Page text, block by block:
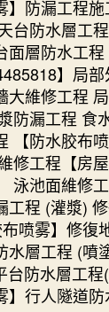
】防漏工程
台防水層工
面層防水工
】局
大維修工程
防漏工程 食
【防水胶布
修工程【房
泳池面維修
工程 (灌漿)
喷雾】修復
水層工程 (噴
台防水層工
】行人隧道